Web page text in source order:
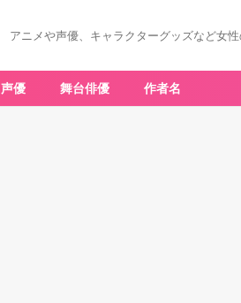
アニメや声優、キャラクターグッズなど女
声優 舞台俳優 作者名